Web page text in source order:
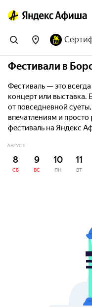
Фестивали в
Фестиваль — это
концерт или выставка.
от повседневной
впечатлениям и просто
фестиваль на Яндекс
АВГУСТ
8
СБ
9
ВС
10
ПН
11
ВТ